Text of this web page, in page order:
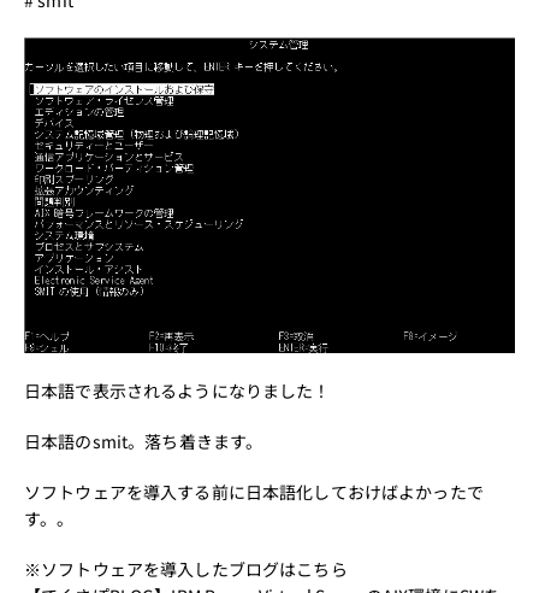
日本語で表示されるようになりました！
日本語のsmit。落ち着きます。
ソフトウェアを導入する前に日本語化しておけばよかったで
す。。
※ソフトウェアを導入したブログはこちら